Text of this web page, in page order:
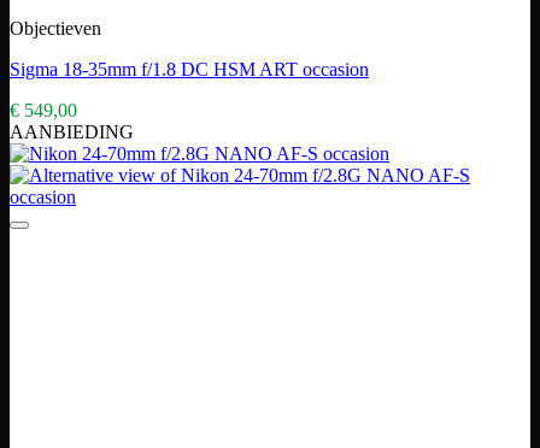
Objectieven
Sigma 18-35mm f/1.8 DC HSM ART occasion
€ 549,00
AANBIEDING